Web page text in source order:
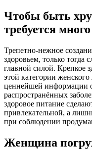
Чтобы быть
требуется
Трепетно-нежное
здоровьем, только тогда
главной силой. Крепкое
этой категории
ценнейшей информации
распространённых
здоровое питание
привлекательной, а
при соблюдении
Женщина